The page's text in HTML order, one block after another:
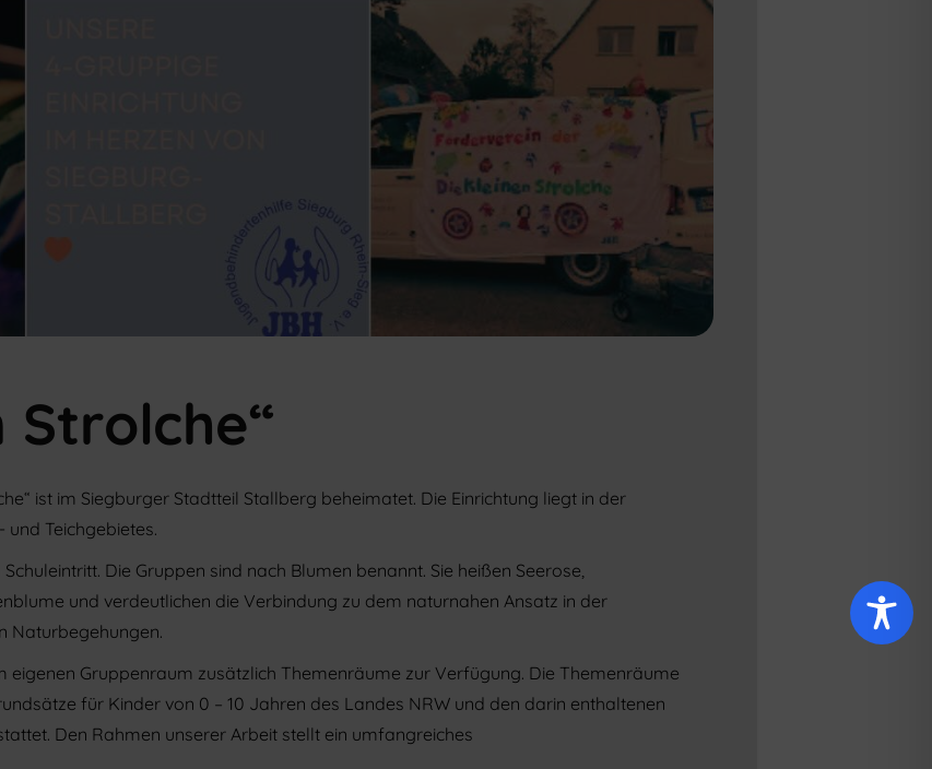
Strolche“
ist im Siegburger Stadtteil Stallberg beheimatet. Die Einrichtung liegt in der
Teichgebietes.
Die Gruppen sind nach Blumen benannt. Sie heißen Seerose,
und verdeutlichen die Verbindung zu dem naturnahen Ansatz in der
Naturbegehungen.
eigenen Gruppenraum zusätzlich Themenräume zur Verfügung. Die Themenräume
für Kinder von 0 – 10 Jahren des Landes NRW und den darin enthaltenen
Den Rahmen unserer Arbeit stellt ein umfangreiches